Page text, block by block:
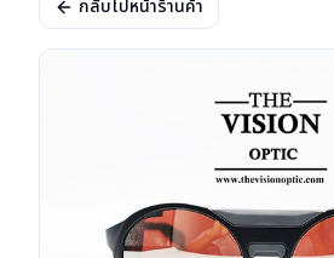
กลับไปหน้าร้านค้า